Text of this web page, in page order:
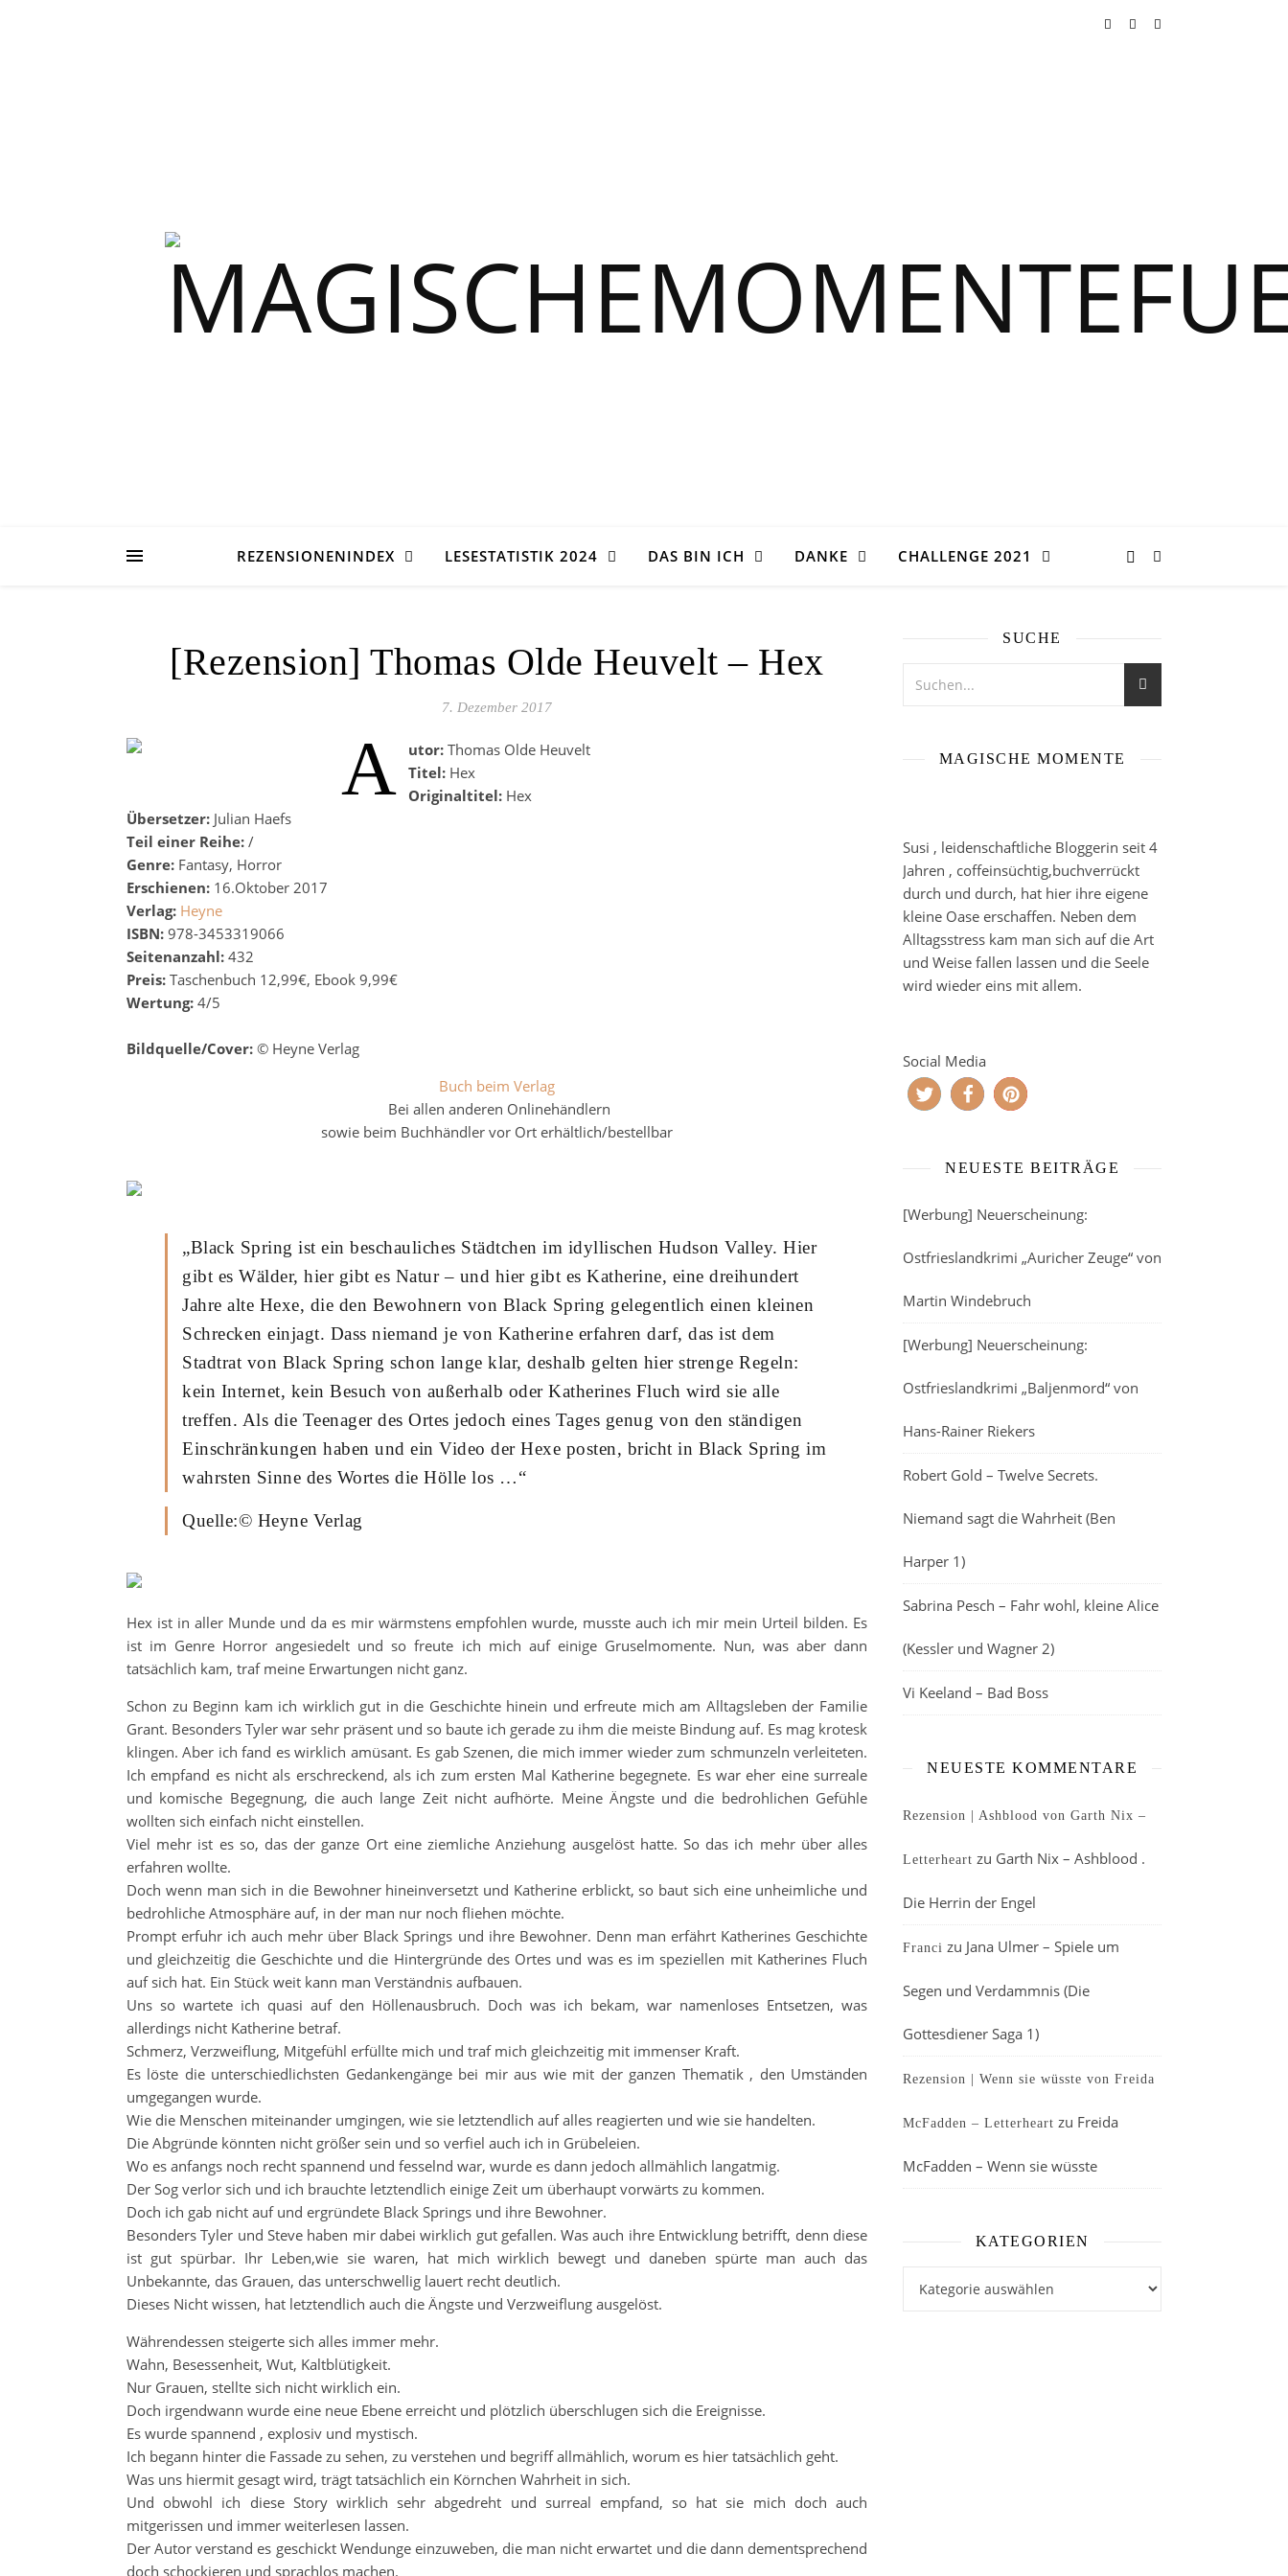
REZENSIONENINDEX LESESTATISTIK 2024 DAS BIN ICH DANKE CHALLENGE 2021
[Rezension] Thomas Olde Heuvelt – Hex
7. Dezember 2017
A utor: Thomas Olde Heuvelt
Titel: Hex
Originaltitel: Hex
Übersetzer: Julian Haefs
Teil einer Reihe: /
Genre: Fantasy, Horror
Erschienen: 16.Oktober 2017
Verlag: Heyne
ISBN: 978-3453319066
Seitenanzahl: 432
Preis: Taschenbuch 12,99€, Ebook 9,99€
Wertung: 4/5
Bildquelle/Cover: © Heyne Verlag
Buch beim Verlag
Bei allen anderen Onlinehändlern
sowie beim Buchhändler vor Ort erhältlich/bestellbar
„Black Spring ist ein beschauliches Städtchen im idyllischen Hudson Valley. Hier
gibt es Wälder, hier gibt es Natur – und hier gibt es Katherine, eine dreihundert
Jahre alte Hexe, die den Bewohnern von Black Spring gelegentlich einen kleinen
Schrecken einjagt. Dass niemand je von Katherine erfahren darf, das ist dem
Stadtrat von Black Spring schon lange klar, deshalb gelten hier strenge Regeln:
kein Internet, kein Besuch von außerhalb oder Katherines Fluch wird sie alle
treffen. Als die Teenager des Ortes jedoch eines Tages genug von den ständigen
Einschränkungen haben und ein Video der Hexe posten, bricht in Black Spring im
wahrsten Sinne des Wortes die Hölle los …“
Quelle:© Heyne Verlag
Hex ist in aller Munde und da es mir wärmstens empfohlen wurde, musste auch ich mir mein Urteil bilden. Es
ist im Genre Horror angesiedelt und so freute ich mich auf einige Gruselmomente. Nun, was aber dann
tatsächlich kam, traf meine Erwartungen nicht ganz.
Schon zu Beginn kam ich wirklich gut in die Geschichte hinein und erfreute mich am Alltagsleben der Familie
Grant. Besonders Tyler war sehr präsent und so baute ich gerade zu ihm die meiste Bindung auf. Es mag krotesk
klingen. Aber ich fand es wirklich amüsant. Es gab Szenen, die mich immer wieder zum schmunzeln verleiteten.
Ich empfand es nicht als erschreckend, als ich zum ersten Mal Katherine begegnete. Es war eher eine surreale
und komische Begegnung, die auch lange Zeit nicht aufhörte. Meine Ängste und die bedrohlichen Gefühle
wollten sich einfach nicht einstellen.
Viel mehr ist es so, das der ganze Ort eine ziemliche Anziehung ausgelöst hatte. So das ich mehr über alles
erfahren wollte.
Doch wenn man sich in die Bewohner hineinversetzt und Katherine erblickt, so baut sich eine unheimliche und
bedrohliche Atmosphäre auf, in der man nur noch fliehen möchte.
Prompt erfuhr ich auch mehr über Black Springs und ihre Bewohner. Denn man erfährt Katherines Geschichte
und gleichzeitig die Geschichte und die Hintergründe des Ortes und was es im speziellen mit Katherines Fluch
auf sich hat. Ein Stück weit kann man Verständnis aufbauen.
Uns so wartete ich quasi auf den Höllenausbruch. Doch was ich bekam, war namenloses Entsetzen, was
allerdings nicht Katherine betraf.
Schmerz, Verzweiflung, Mitgefühl erfüllte mich und traf mich gleichzeitig mit immenser Kraft.
Es löste die unterschiedlichsten Gedankengänge bei mir aus wie mit der ganzen Thematik , den Umständen
umgegangen wurde.
Wie die Menschen miteinander umgingen, wie sie letztendlich auf alles reagierten und wie sie handelten.
Die Abgründe könnten nicht größer sein und so verfiel auch ich in Grübeleien.
Wo es anfangs noch recht spannend und fesselnd war, wurde es dann jedoch allmählich langatmig.
Der Sog verlor sich und ich brauchte letztendlich einige Zeit um überhaupt vorwärts zu kommen.
Doch ich gab nicht auf und ergründete Black Springs und ihre Bewohner.
Besonders Tyler und Steve haben mir dabei wirklich gut gefallen. Was auch ihre Entwicklung betrifft, denn diese
ist gut spürbar. Ihr Leben,wie sie waren, hat mich wirklich bewegt und daneben spürte man auch das
Unbekannte, das Grauen, das unterschwellig lauert recht deutlich.
Dieses Nicht wissen, hat letztendlich auch die Ängste und Verzweiflung ausgelöst.
Währendessen steigerte sich alles immer mehr.
Wahn, Besessenheit, Wut, Kaltblütigkeit.
Nur Grauen, stellte sich nicht wirklich ein.
Doch irgendwann wurde eine neue Ebene erreicht und plötzlich überschlugen sich die Ereignisse.
Es wurde spannend , explosiv und mystisch.
Ich begann hinter die Fassade zu sehen, zu verstehen und begriff allmählich, worum es hier tatsächlich geht.
Was uns hiermit gesagt wird, trägt tatsächlich ein Körnchen Wahrheit in sich.
Und obwohl ich diese Story wirklich sehr abgedreht und surreal empfand, so hat sie mich doch auch
mitgerissen und immer weiterlesen lassen.
Der Autor verstand es geschickt Wendunge einzuweben, die man nicht erwartet und die dann dementsprechend
doch schockieren und sprachlos machen.
SUCHE
MAGISCHE MOMENTE
Susi , leidenschaftliche Bloggerin seit 4
Jahren , coffeinsüchtig,buchverrückt
durch und durch, hat hier ihre eigene
kleine Oase erschaffen. Neben dem
Alltagsstress kam man sich auf die Art
und Weise fallen lassen und die Seele
wird wieder eins mit allem.
Social Media
NEUESTE BEITRÄGE
[Werbung] Neuerscheinung:
Ostfrieslandkrimi „Auricher Zeuge“ von
Martin Windebruch
[Werbung] Neuerscheinung:
Ostfrieslandkrimi „Baljenmord“ von
Hans-Rainer Riekers
Robert Gold – Twelve Secrets.
Niemand sagt die Wahrheit (Ben
Harper 1)
Sabrina Pesch – Fahr wohl, kleine Alice
(Kessler und Wagner 2)
Vi Keeland – Bad Boss
NEUESTE KOMMENTARE
Rezension | Ashblood von Garth Nix –
Letterheart zu Garth Nix – Ashblood .
Die Herrin der Engel
Franci zu Jana Ulmer – Spiele um
Segen und Verdammnis (Die
Gottesdiener Saga 1)
Rezension | Wenn sie wüsste von Freida
McFadden – Letterheart zu Freida
McFadden – Wenn sie wüsste
KATEGORIEN